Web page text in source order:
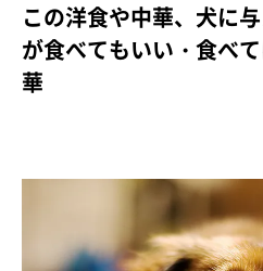
この洋食や中華、犬に
が食べてもいい・食べ
華